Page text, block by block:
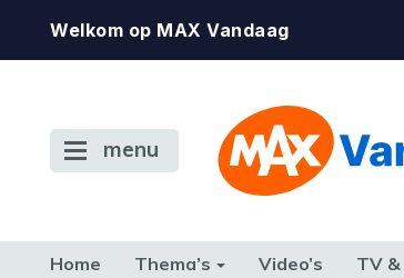
Welkom op MAX Vandaag
menu
Home Thema’s Video’s TV &